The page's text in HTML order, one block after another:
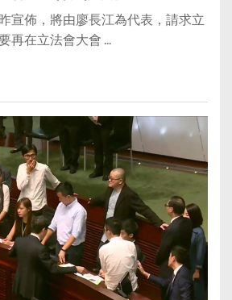
宣佈，將由廖長江為代表，請求立
再在立法會大會 ...